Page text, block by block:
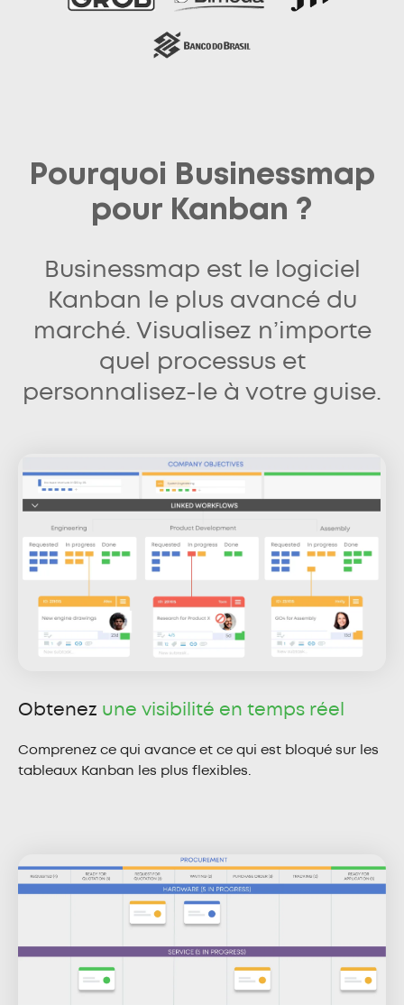
Pourquoi Businessmap
pour Kanban ?
Businessmap est le logiciel
Kanban le plus avancé du
marché. Visualisez n’importe
quel processus et
personnalisez-le à votre guise.
Obtenez une visibilité en temps réel
Comprenez ce qui avance et ce qui est bloqué sur les
tableaux Kanban les plus flexibles.